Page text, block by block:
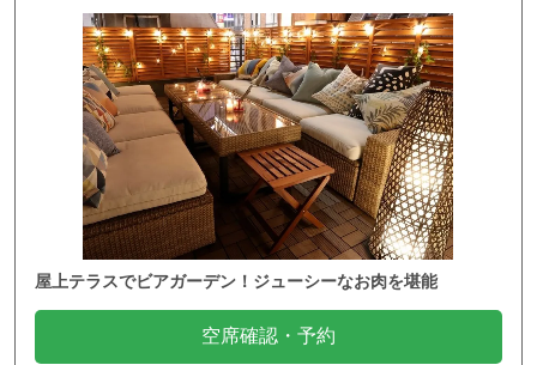
屋上テラスでビアガーデン！ジューシーなお肉を堪能
空席確認・予約